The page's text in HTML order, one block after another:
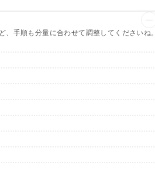
手順も分量に合わせて調整してくださいね。